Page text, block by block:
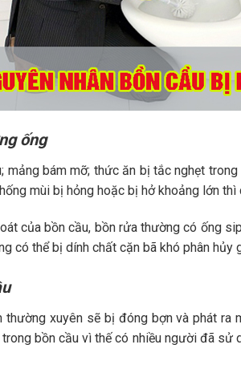
ống
mảng bám mỡ; thức ăn bị tắc nghẹt
mùi bị hỏng hoặc bị hở khoảng lớn
của bồn cầu, bồn rửa thường có ống
có thể bị dính chất cặn bã khó phân hủy
xuyên sẽ bị đóng bợn và phát ra
bồn cầu vì thế có nhiều người đã